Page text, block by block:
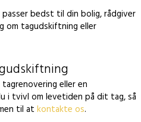
bedst til din bolig, rådgiver
om tagudskiftning eller
eller en
i tvivl om levetiden på dit tag, så
til at kontakte os.